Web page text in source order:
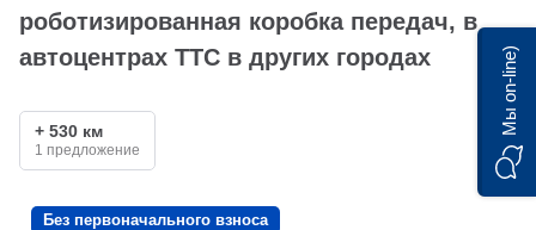
роботизированная коробка передач, в
автоцентрах ТТС в других городах
+ 530 км
1 предложение
Без первоначального взноса
Мы on-line)